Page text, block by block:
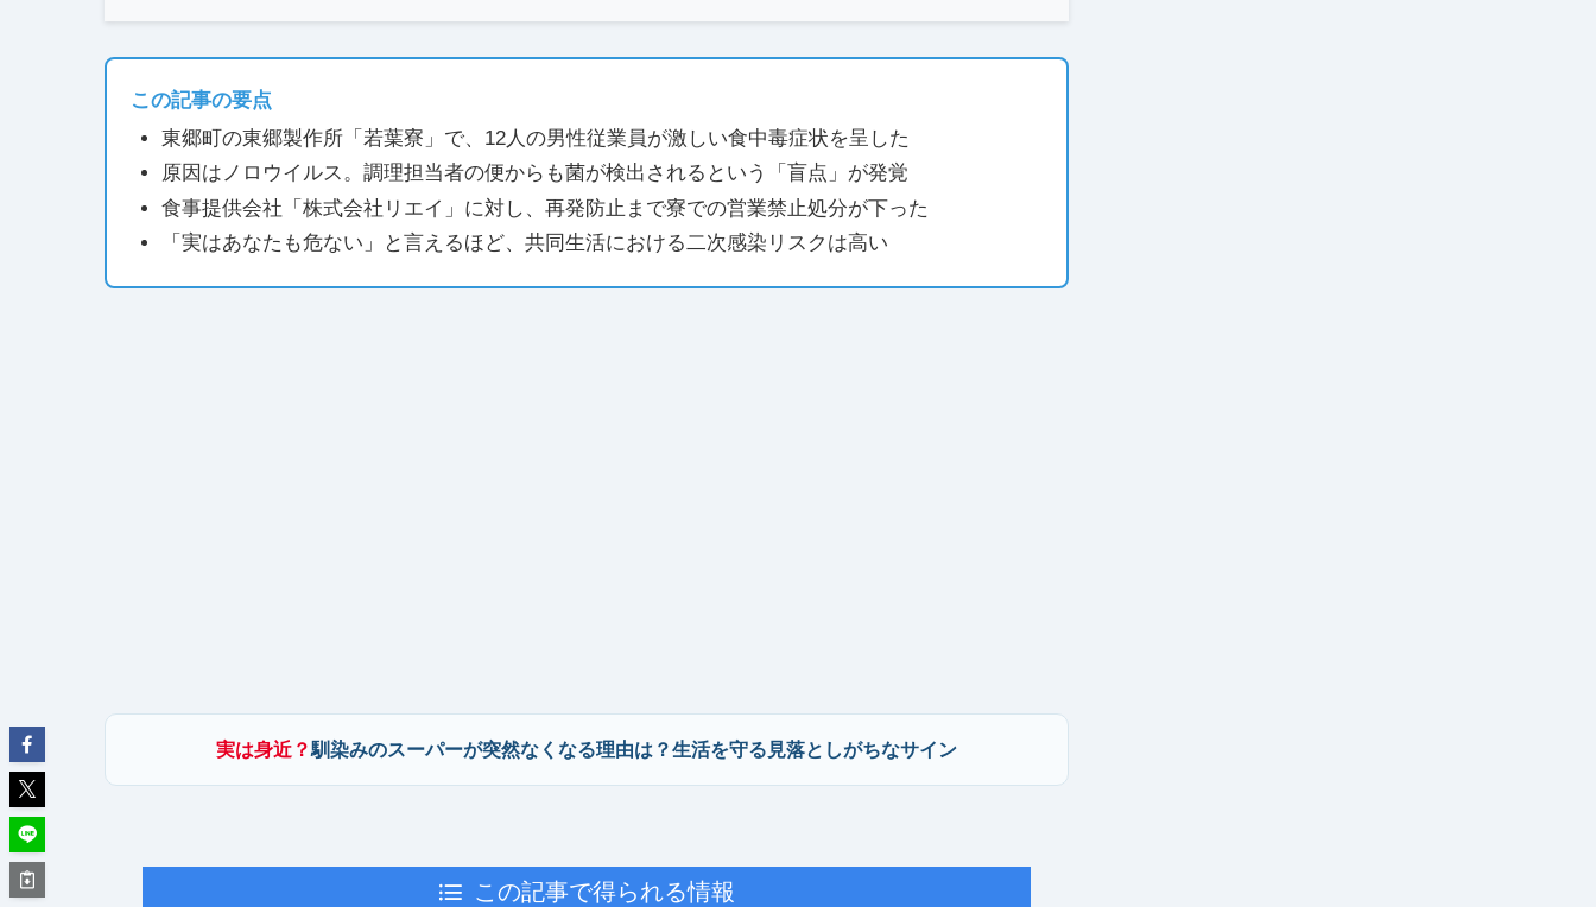
この記事の要点
東郷町の東郷製作所「若葉寮」で、12人の男性従業員が激しい食中毒症状を呈した
原因はノロウイルス。調理担当者の便からも菌が検出されるという「盲点」が発覚
食事提供会社「株式会社リエイ」に対し、再発防止まで寮での営業禁止処分が下った
「実はあなたも危ない」と言えるほど、共同生活における二次感染リスクは高い
実は身近？馴染みのスーパーが突然なくなる理由は？生活を守る見落としがちなサイン
この記事で得られる情報